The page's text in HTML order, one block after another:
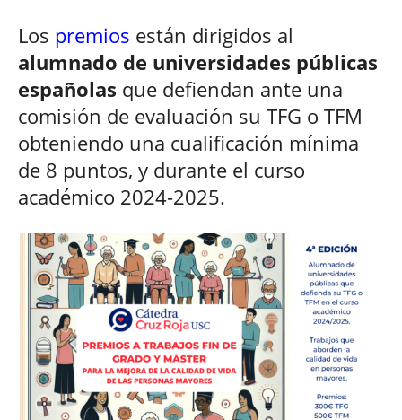
Los premios están dirigidos al
alumnado de universidades públicas
españolas que defiendan ante una
comisión de evaluación su TFG o TFM
obteniendo una cualificación mínima
de 8 puntos, y durante el curso
académico 2024-2025.